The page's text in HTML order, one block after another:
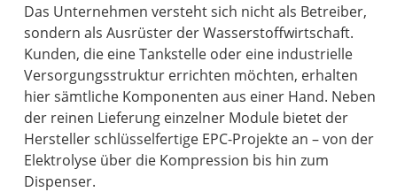
Das Unternehmen versteht sich nicht als Betreiber,
sondern als Ausrüster der Wasserstoffwirtschaft.
Kunden, die eine Tankstelle oder eine industrielle
Versorgungsstruktur errichten möchten, erhalten
hier sämtliche Komponenten aus einer Hand. Neben
der reinen Lieferung einzelner Module bietet der
Hersteller schlüsselfertige EPC-Projekte an – von der
Elektrolyse über die Kompression bis hin zum
Dispenser.